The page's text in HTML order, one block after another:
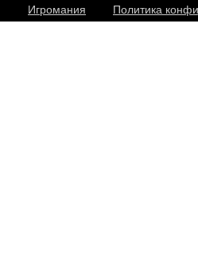
Игромания
Политика